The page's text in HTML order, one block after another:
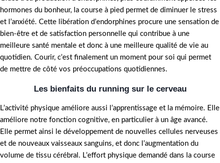
hormones du bonheur, la course à pied permet de diminuer le stress
et l’anxiété. Cette libération d’endorphines procure une sensation de
bien-être et de satisfaction personnelle qui contribue à une
meilleure santé mentale et donc à une meilleure qualité de vie au
quotidien. Courir, c’est finalement un moment pour soi qui permet
de mettre de côté vos préoccupations quotidiennes.
Les bienfaits du running sur le cerveau
L’activité physique améliore aussi l’apprentissage et la mémoire. Elle
améliore notre fonction cognitive, en particulier à un âge avancé.
Elle permet ainsi le développement de nouvelles cellules nerveuses
et de nouveaux vaisseaux sanguins, et donc l’augmentation du
volume de tissu cérébral. L’effort physique demandé dans la course